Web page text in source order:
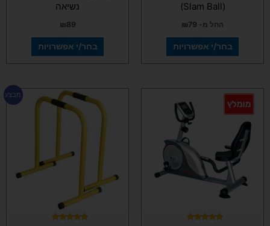
(Slam Ball)
החל מ- ₪79
בחר/י אפשרויות
נשיאה
₪89
בחר/י אפשרויות
מבצע
המחיר
המקורי
היה:
הנוכחי